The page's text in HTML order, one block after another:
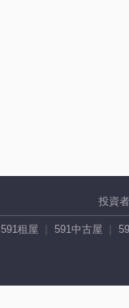
投資
591租屋 591中古屋